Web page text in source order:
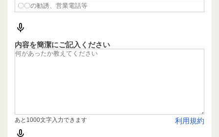
内容を簡潔にご記入ください
利用規約
あと1000文字入力できます